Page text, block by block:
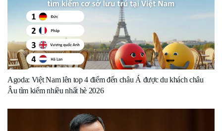
Agoda: Việt Nam lên top 4 điểm đến châu Á được du khách châu
Âu tìm kiếm nhiều nhất hè 2026